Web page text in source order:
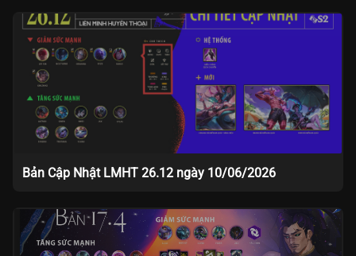
Bản Cập Nhật LMHT 26.12 ngày 10/06/2026